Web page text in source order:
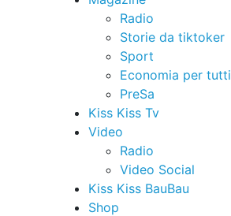
Radio
Storie da tiktoker
Sport
Economia per tutti
PreSa
Kiss Kiss Tv
Video
Radio
Video Social
Kiss Kiss BauBau
Shop